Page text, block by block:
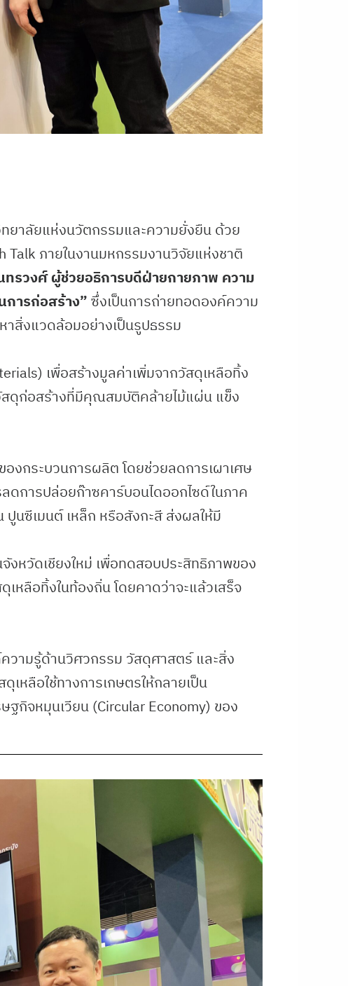
ยาลัยแห่งนวัตกรรมและความยั่งยืน ด้วย
ภายในงานมหกรรมงานวิจัยแห่งชาติ
รวงศ์ ผู้ช่วยอธิการบดีฝ่ายกายภาพ ความ
การก่อสร้าง”ซึ่งเป็นการถ่ายทอดองค์ความ
สิ่งแวดล้อมอย่างเป็นรูปธรรม
เพื่อสร้างมูลค่าเพิ่มจากวัสดุเหลือทิ้ง
สดุก่อสร้างที่มีคุณสมบัติคล้ายไม้แผ่น แข็ง
กระบวนการผลิต โดยช่วยลดการเผาเศษ
การปล่อยก๊าซคาร์บอนไดออกไซด์ในภาค
นซีเมนต์ เหล็ก หรือสังกะสี ส่งผลให้มี
งหวัดเชียงใหม่ เพื่อทดสอบประสิทธิภาพของ
หลือทิ้งในท้องถิ่น โดยคาดว่าจะแล้วเสร็จ
วามรู้ด้านวิศวกรรม วัสดุศาสตร์ และสิ่ง
หลือใช้ทางการเกษตรให้กลายเป็น
จหมุนเวียน (Circular Economy) ของ